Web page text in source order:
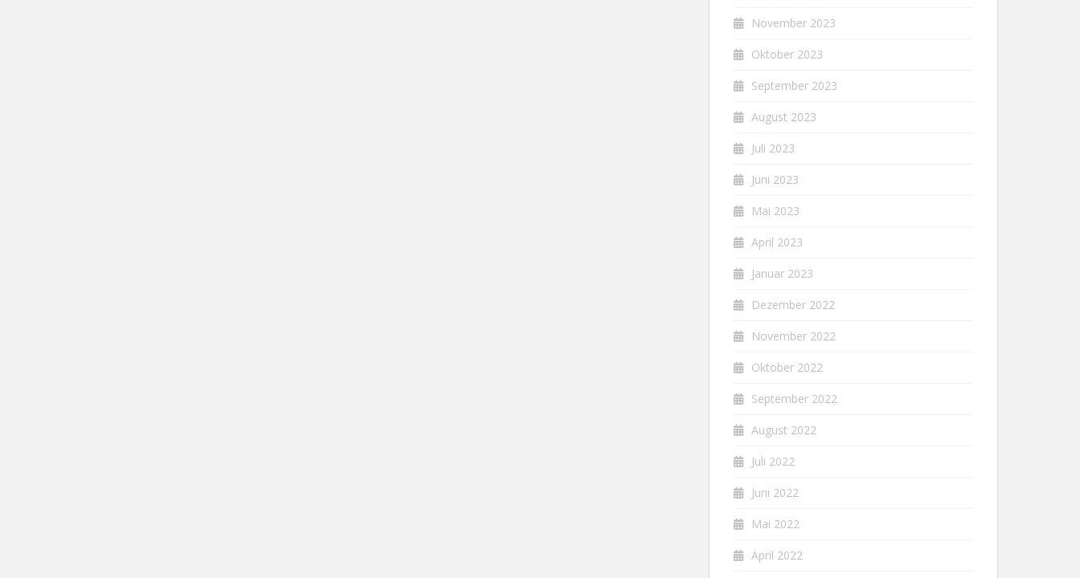
November 2023
Oktober 2023
September 2023
August 2023
Juli 2023
Juni 2023
Mai 2023
April 2023
Januar 2023
Dezember 2022
November 2022
Oktober 2022
September 2022
August 2022
Juli 2022
Juni 2022
Mai 2022
April 2022